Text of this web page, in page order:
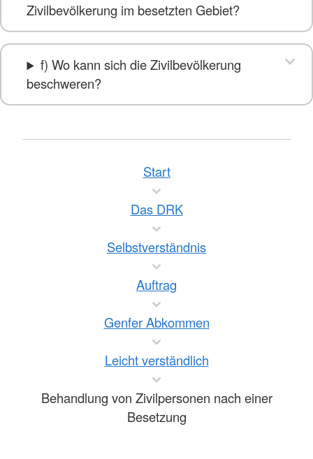
Zivilbevölkerung im besetzten Gebiet?
f) Wo kann sich die Zivilbevölkerung
beschweren?
Start
Das DRK
Selbstverständnis
Auftrag
Genfer Abkommen
Leicht verständlich
Behandlung von Zivilpersonen nach einer
Besetzung